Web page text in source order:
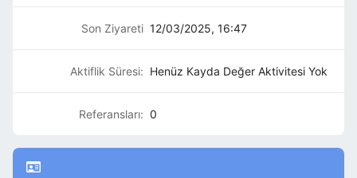
Son Ziyareti 12/03/2025, 16:47
Aktiflik Süresi: Henüz Kayda Değer Aktivitesi Yok
Referansları: 0